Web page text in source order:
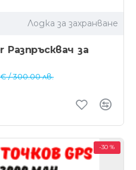
Лодка за захранване
Разпръсквач за
/ 300.00 лв.
-30 %